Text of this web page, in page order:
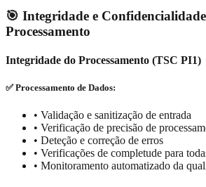
🎯 Integridade e
Processamento
Integridade do Processamento (TSC PI1)
✅ Processamento de Dados:
• Validação e sanitização de entrada
• Verificação de precisão de
• Deteção e correção de erros
• Verificações de completude para
• Monitoramento automatizado da